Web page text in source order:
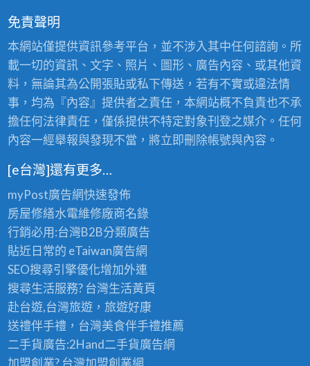
免責聲明
本網站僅提供資訊參考平台，並不涉入其中任何諮詢。所
載一切的資訊、文字、照片、圖形、廣告內容、或其他資
料，無論其為公開張貼或私下傳送，若有不實或違法情
事，均為『內容』提供者之責任，本網站概不負責也不承
擔任何法律責任，僅係提供不特定對象刊登之媒介。任何
內容一經舉報與發現不當，將立即刪除帳號與內容。
[e台灣]還有更多…
myPost廣告網快速發佈
房屋修繕水電維修廠商名錄
行銷必用:台灣B2B分類廣告
貼近日常的 eTaiwan廣告網
SEO搜尋引擎優化增加外連
搜尋生活服務? 台灣生活黃頁
赴台遊,台灣旅遊，旅遊好康
送禮伴手禮，台灣美食伴手禮推薦
二手貨廣告:2Hand二手貨廣告網
加盟創業? 台灣加盟創業網